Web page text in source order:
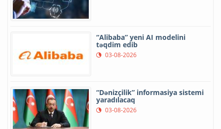
“Alibaba” yeni AI modelini
təqdim edib
03-08-2026
“Dənizçilik” informasiya sistemi
yaradılacaq
03-08-2026